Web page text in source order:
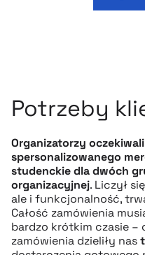
Potrzeby
Organizatorzy
spersonalizowanego
studenckie dla dwóch
organizacyjnej. Liczył
ale i funkcjonalność,
Całość zamówienia
bardzo krótkim czasie –
zamówienia dzieliły nas